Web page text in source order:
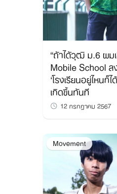
“ถ้าได้วุฒิ ม.6 ผม
Mobile School ล
‘โรงเรียนอยู่ไหน
เกิดขึ้นทันที
12 กรกฎาคม 2567
Movement